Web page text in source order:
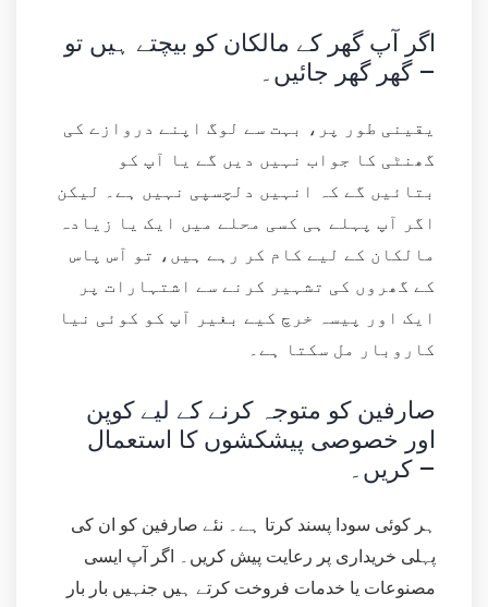
اگر آپ گھر کے مالکان کو بیچتے ہیں تو
گھر گھر جائیں۔ –
یقینی طور پر، بہت سے لوگ اپنے دروازے کی
گھنٹی کا جواب نہیں دیں گے یا آپ کو
بتائیں گے کہ انہیں دلچسپی نہیں ہے۔ لیکن
اگر آپ پہلے ہی کسی محلے میں ایک یا زیادہ
مالکان کے لیے کام کر رہے ہیں، تو آس پاس
کے گھروں کی تشہیر کرنے سے اشتہارات پر
ایک اور پیسہ خرچ کیے بغیر آپ کو کوئی نیا
کاروبار مل سکتا ہے۔
صارفین کو متوجہ کرنے کے لیے کوپن
اور خصوصی پیشکشوں کا استعمال
کریں۔ –
ہر کوئی سودا پسند کرتا ہے۔ نئے صارفین کو ان کی
پہلی خریداری پر رعایت پیش کریں۔ اگر آپ ایسی
مصنوعات یا خدمات فروخت کرتے ہیں جنہیں بار بار